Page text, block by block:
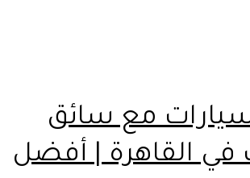
سيارات مع سائق
في القاهرة | أفضل